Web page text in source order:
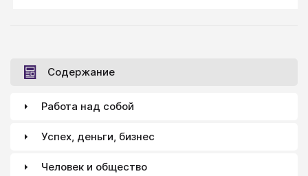
Содержание
Работа над собой
Успех, деньги, бизнес
Человек и общество